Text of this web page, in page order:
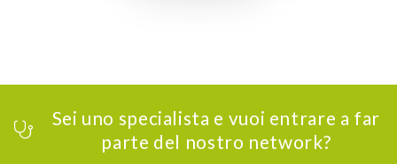
Sei uno specialista e vuoi entrare a far
parte del nostro network?